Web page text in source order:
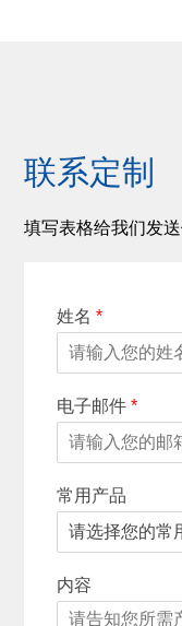
联系定制
填写表格给我们发
姓名 *
电子邮件 *
常用产品
内容